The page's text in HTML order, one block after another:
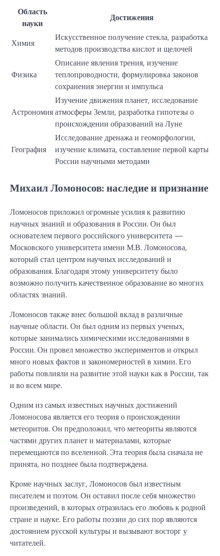
Область
науки
Достижения
Химия
Искусственное получение стекла, разработка
методов производства кислот и щелочей
Физика
Описание явления трения, изучение
теплопроводности, формулировка законов
сохранения энергии и импульса
Астрономия
Изучение движения планет, исследование
атмосферы Земли, разработка гипотезы о
происхождении образований на Луне
География
Исследование дренажа и геоморфологии,
изучение климата, составление первой карты
России научными методами
Михаил Ломоносов: наследие и признание
Ломоносов приложил огромные усилия к развитию
научных знаний и образования в России. Он был
основателем первого российского университета —
Московского университета имени М.В. Ломоносова,
который стал центром научных исследований и
образования. Благодаря этому университету было
возможно получить качественное образование во многих
областях знаний.
Ломоносов также внес большой вклад в различные
научные области. Он был одним из первых ученых,
которые занимались химическими исследованиями в
России. Он провел множество экспериментов и открыл
много новых фактов и закономерностей в химии. Его
работы повлияли на развитие этой науки как в России, так
и во всем мире.
Одним из самых известных научных достижений
Ломоносова является его теория о происхождении
метеоритов. Он предположил, что метеориты являются
частями других планет и материалами, которые
перемещаются по вселенной. Эта теория была сначала не
принята, но позднее была подтверждена.
Кроме научных заслуг, Ломоносов был известным
писателем и поэтом. Он оставил после себя множество
произведений, в которых отразилась его любовь к родной
стране и науке. Его работы поэзии до сих пор являются
достоянием русской культуры и вызывают восторг у
читателей.